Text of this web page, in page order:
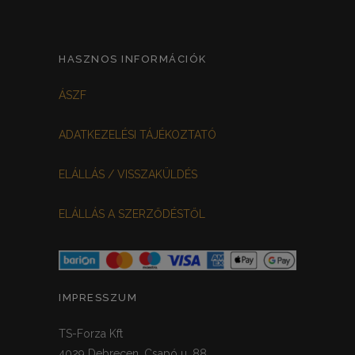
HASZNOS INFORMÁCIÓK
ÁSZF
ADATKEZELÉSI TÁJÉKOZTATÓ
ELÁLLÁS / VISSZAKÜLDÉS
ELÁLLÁS A SZERZŐDÉSTŐL
IMPRESSZUM
TS-Forza Kft